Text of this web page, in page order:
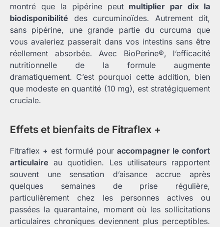
montré que la pipérine peut multiplier par dix la
biodisponibilité des curcuminoïdes. Autrement dit,
sans pipérine, une grande partie du curcuma que
vous avaleriez passerait dans vos intestins sans être
réellement absorbée. Avec BioPerine®, l’efficacité
nutritionnelle de la formule augmente
dramatiquement. C’est pourquoi cette addition, bien
que modeste en quantité (10 mg), est stratégiquement
cruciale.
Effets et bienfaits de Fitraflex +
Fitraflex + est formulé pour accompagner le confort
articulaire au quotidien. Les utilisateurs rapportent
souvent une sensation d’aisance accrue après
quelques semaines de prise régulière,
particulièrement chez les personnes actives ou
passées la quarantaine, moment où les sollicitations
articulaires chroniques deviennent plus perceptibles.